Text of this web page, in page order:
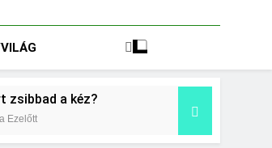
zsibbad a kéz?
Ezelőtt